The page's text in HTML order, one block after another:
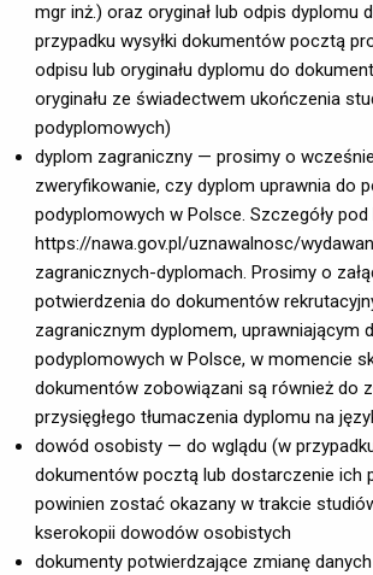
mgr inż.) oraz oryginał lub odpis dyplomu
przypadku wysyłki dokumentów pocztą
odpisu lub oryginału dyplomu do
oryginału ze świadectwem ukończenia
podyplomowych)
dyplom zagraniczny — prosimy o
zweryfikowanie, czy dyplom uprawnia do
podyplomowych w Polsce. Szczegóły pod
https://nawa.gov.pl/uznawalnosc/
zagranicznych-dyplomach. Prosimy o
potwierdzenia do dokumentów
zagranicznym dyplomem, uprawniającym
podyplomowych w Polsce, w momencie
dokumentów zobowiązani są również do
przysięgłego tłumaczenia dyplomu na
dowód osobisty — do wglądu (w
dokumentów pocztą lub dostarczenie ich
powinien zostać okazany w trakcie
kserokopii dowodów osobistych
dokumenty potwierdzające zmianę